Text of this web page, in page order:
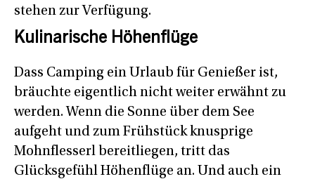
stehen zur Verfügung.
Kulinarische Höhenflüge
Dass Camping ein Urlaub für Genießer ist,
bräuchte eigentlich nicht weiter erwähnt zu
werden. Wenn die Sonne über dem See
aufgeht und zum Frühstück knusprige
Mohnflesserl bereitliegen, tritt das
Glücksgefühl Höhenflüge an. Und auch ein